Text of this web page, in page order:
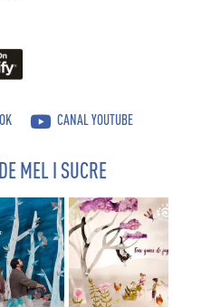
CANAL YOUTUBE
MEL I SUCRE